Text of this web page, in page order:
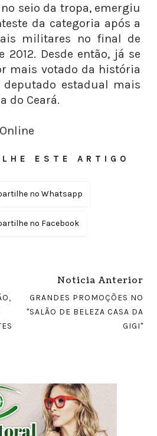
seio da tropa, emergiu
da categoria após a
militares no final de
2012. Desde então, já se
mais votado da história
deputado estadual mais
do Ceará.
ESTE ARTIGO
no Whatsapp
no Facebook
Noticia Anterior
GRANDES PROMOÇÕES NO
"SALÃO DE BELEZA CASA DA
GIGI"